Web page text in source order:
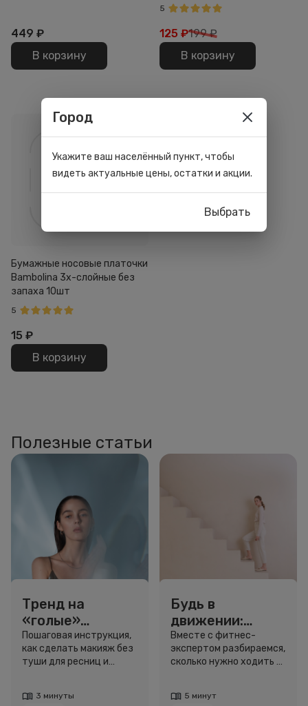
449 ₽
В корзину
5
125 ₽199 ₽
В корзину
Бумажные носовые платочки
Bambolina 3х-слойные без
запаха 10шт
5
15 ₽
В корзину
Полезные статьи
Тренд на
«голые»
ресницы: как
выглядеть
свежо, не
Пошаговая инструкция,
как сделать макияж без
туши для ресниц и
3 минуты
Будь в
движении:
сколько нужно
шагов для
красоты и
Вместе с фитнес-
экспертом разбираемся,
сколько нужно ходить и
5 минут
Город
Укажите ваш населённый пункт, чтобы
видеть актуальные цены, остатки и акции.
Выбрать